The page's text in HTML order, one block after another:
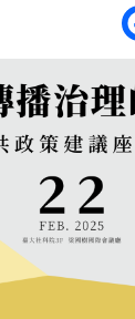
兒童及少年優質
關於我們
監督觀察
優質兒少